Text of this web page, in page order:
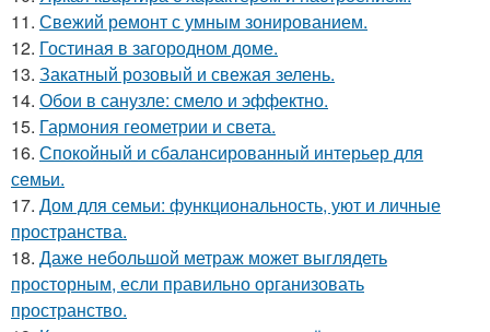
11. Свежий ремонт с умным зонированием.
12. Гостиная в загородном доме.
13. Закатный розовый и свежая зелень.
14. Обои в санузле: смело и эффектно.
15. Гармония геометрии и света.
16. Спокойный и сбалансированный интерьер для
семьи.
17. Дом для семьи: функциональность, уют и личные
пространства.
18. Даже небольшой метраж может выглядеть
просторным, если правильно организовать
пространство.